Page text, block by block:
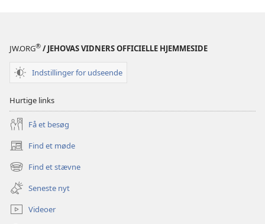
JW.ORG® / JEHOVAS VIDNERS OFFICIELLE HJEMMESIDE
Indstillinger for udseende
Hurtige links
Få et besøg
Find et møde
(åbner
nyt
vindue)
Find et stævne
(åbner
nyt
vindue)
Seneste nyt
Videoer